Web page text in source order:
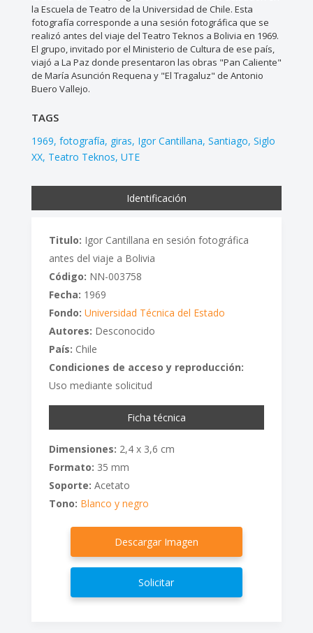
la Escuela de Teatro de la Universidad de Chile. Esta
fotografía corresponde a una sesión fotográfica que se
realizó antes del viaje del Teatro Teknos a Bolivia en 1969.
El grupo, invitado por el Ministerio de Cultura de ese país,
viajó a La Paz donde presentaron las obras "Pan Caliente"
de María Asunción Requena y "El Tragaluz" de Antonio
Buero Vallejo.
TAGS
1969 fotografía giras Igor Cantillana Santiago Siglo
XX Teatro Teknos UTE
Identificación
Titulo: Igor Cantillana en sesión fotográfica
antes del viaje a Bolivia
Código: NN-003758
Fecha: 1969
Fondo: Universidad Técnica del Estado
Autores: Desconocido
País: Chile
Condiciones de acceso y reproducción:
Uso mediante solicitud
Ficha técnica
Dimensiones: 2,4 x 3,6 cm
Formato: 35 mm
Soporte: Acetato
Tono: Blanco y negro
Descargar Imagen
Solicitar